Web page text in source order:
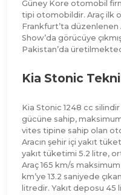
Güney Kore otomobil
tipi otomobildir. Araç ilk
Frankfurt’ta düzenlenen
Show’da görücüye
Pakistan’da
Kia Stonic
Kia Stonic 1248 cc
gücüne sahip,
vites tipine sahip olan
Aracın şehir içi yakıt
yakıt tüketimi 5.2 litre,
Araç 165 km/s maksimum
km’ye 13.2 saniyede
litredir. Yakıt deposu 45